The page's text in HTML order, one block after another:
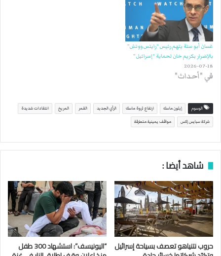
غسان أبو ستة يتهم رئيس “رايتس ووتش”
بالإضرار بكريم خان لحماية “إسرائيل”
2026-07-18
في "أحداث"
الوسوم إيلون ماسك ارتفاع ثروة ماسك الرأي الجديد القمر المريخ انتقادات شديدة
شركة سبايس إكس مواقف يمينية متطرفة
شاهد أيضا :
حروب نتنياهو تعصف بسياحة إسرائيل “اليونيسف”: استشهاد 300 طفل